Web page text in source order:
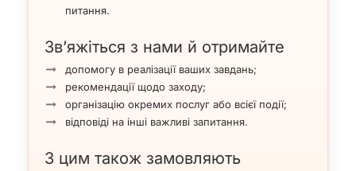
питання.
Зв’яжіться з нами й отримайте
допомогу в реалізації ваших завдань;
рекомендації щодо заходу;
організацію окремих послуг або всієї події;
відповіді на інші важливі запитання.
З цим також замовляють